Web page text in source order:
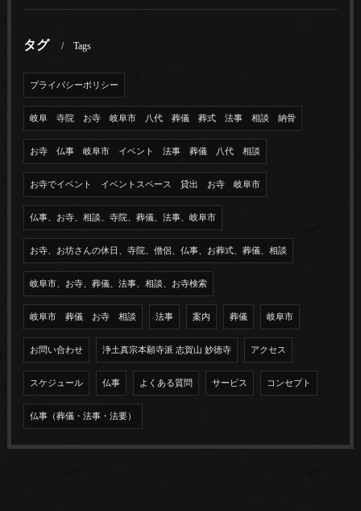
タグ Tags
プライバシーポリシー
岐阜 寺院 お寺 岐阜市 八代 葬儀 葬式 法事 相談 納骨
お寺 仏事 岐阜市 イベント 法事 葬儀 八代 相談
お寺でイベント イベントスペース 貸出 お寺 岐阜市
仏事、お寺、相談、寺院、葬儀、法事、岐阜市
お寺、お坊さんの休日、寺院、僧侶、仏事、お葬式、葬儀、相談
岐阜市、お寺、葬儀、法事、相談、お寺検索
岐阜市 葬儀 お寺 相談 法事 案内 葬儀 岐阜市
お問い合わせ 浄土真宗本願寺派 志賀山 妙徳寺 アクセス
スケジュール 仏事 よくある質問 サービス コンセプト
仏事（葬儀・法事・法要）